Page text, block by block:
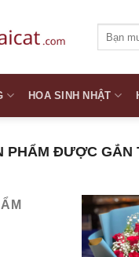
kiếm:
HOA SINH NHẬT
PHẨM ĐƯỢC GẮN